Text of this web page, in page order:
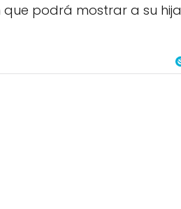
podrá mostrar a su hija